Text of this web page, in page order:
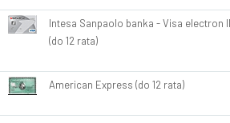
Intesa Sanpaolo banka - Visa electron
(do 12 rata)
American Express (do 12 rata)